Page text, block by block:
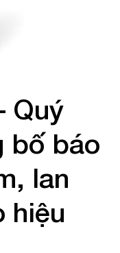
Quý
bố báo
lan
hiệu